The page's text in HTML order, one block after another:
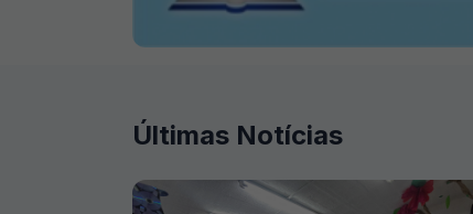
Últimas Notícias